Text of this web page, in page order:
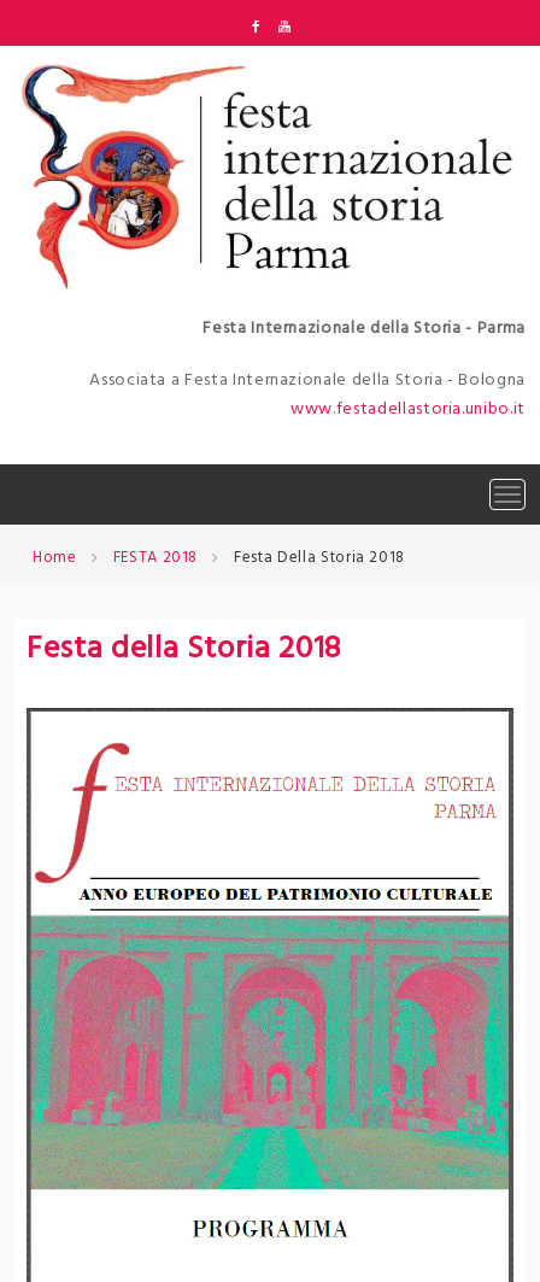
content
Festa Internazionale della Storia - Parma
Associata a Festa Internazionale della Storia - Bologna
www.festadellastoria.unibo.it
Home FESTA 2018 Festa Della Storia 2018
Festa della Storia 2018